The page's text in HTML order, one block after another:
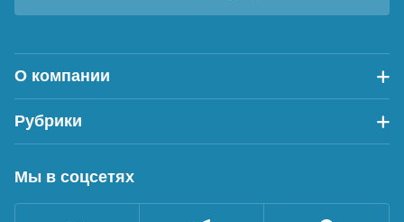
О компании
Рубрики
Мы в соцсетях